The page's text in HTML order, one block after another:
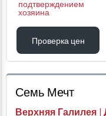
подтверждением
хозяина
Проверка цен
Проверка цен
Семь Мечт
Верхняя Галилея |